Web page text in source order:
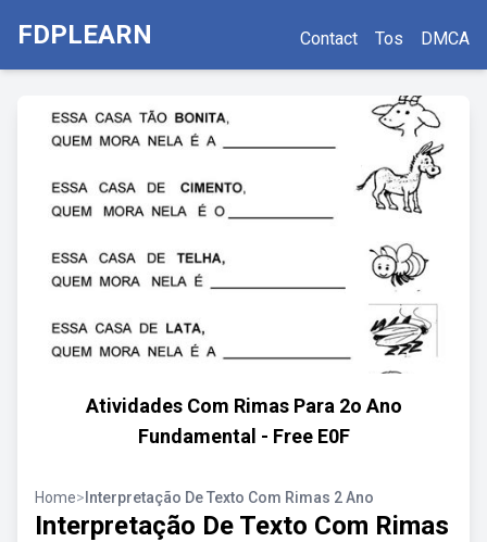
FDPLEARN Contact Tos DMCA
Atividades Com Rimas Para 2o Ano
Fundamental - Free E0F
Home> Interpretação De Texto Com Rimas 2 Ano
Interpretação De Texto Com Rimas